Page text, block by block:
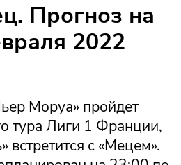
Прогноз на
2022
Моруа» пройдет
тура Лиги 1 Франции,
встретится с «Мецем».